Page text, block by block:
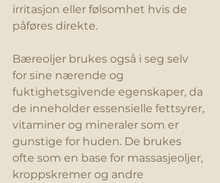
irritasjon eller følsomhet hvis de
påføres direkte.
Bæreoljer brukes også i seg selv
for sine nærende og
fuktighetsgivende egenskaper, da
de inneholder essensielle fettsyrer,
vitaminer og mineraler som er
gunstige for huden. De brukes
ofte som en base for massasjeoljer,
kroppskremer og andre